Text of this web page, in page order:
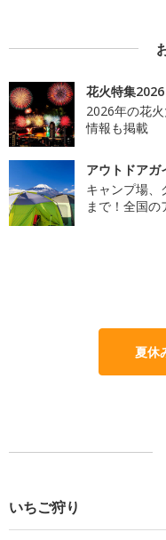
花火特集2026
2026年の花
情報も掲載
アウトドアガ
キャンプ場、
まで！全国の
夏休
いちご狩り